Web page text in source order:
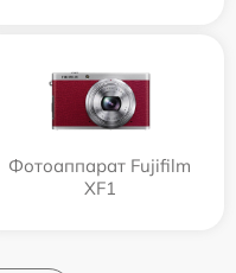
Фотоаппарат Fujifilm
XF1